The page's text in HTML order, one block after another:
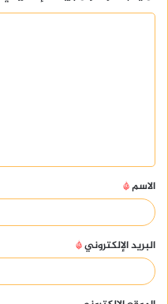
ق
*
الاسم*
البريد الإلكتروني*